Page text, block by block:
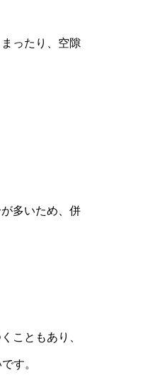
ったり、空隙
多いため、併
こともあり、
す。